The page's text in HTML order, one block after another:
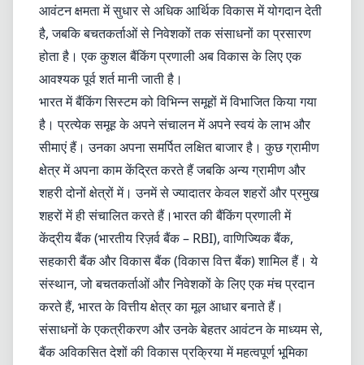
आवंटन क्षमता में सुधार से अधिक आर्थिक विकास में योगदान देती
है, जबकि बचतकर्ताओं से निवेशकों तक संसाधनों का प्रसारण
होता है। एक कुशल बैंकिंग प्रणाली अब विकास के लिए एक
आवश्यक पूर्व शर्त मानी जाती है।
भारत में बैंकिंग सिस्टम को विभिन्न समूहों में विभाजित किया गया
है। प्रत्येक समूह के अपने संचालन में अपने स्वयं के लाभ और
सीमाएं हैं। उनका अपना समर्पित लक्षित बाजार है। कुछ ग्रामीण
क्षेत्र में अपना काम केंद्रित करते हैं जबकि अन्य ग्रामीण और
शहरी दोनों क्षेत्रों में। उनमें से ज्यादातर केवल शहरों और प्रमुख
शहरों में ही संचालित करते हैं।भारत की बैंकिंग प्रणाली में
केंद्रीय बैंक (भारतीय रिज़र्व बैंक – RBI), वाणिज्यिक बैंक,
सहकारी बैंक और विकास बैंक (विकास वित्त बैंक) शामिल हैं। ये
संस्थान, जो बचतकर्ताओं और निवेशकों के लिए एक मंच प्रदान
करते हैं, भारत के वित्तीय क्षेत्र का मूल आधार बनाते हैं।
संसाधनों के एकत्रीकरण और उनके बेहतर आवंटन के माध्यम से,
बैंक अविकसित देशों की विकास प्रक्रिया में महत्वपूर्ण भूमिका